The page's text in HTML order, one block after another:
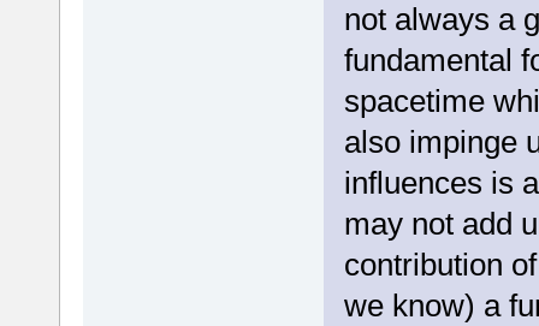
not always a
fundamental
spacetime
also impinge
influences is
may not add
contribution
we know) a